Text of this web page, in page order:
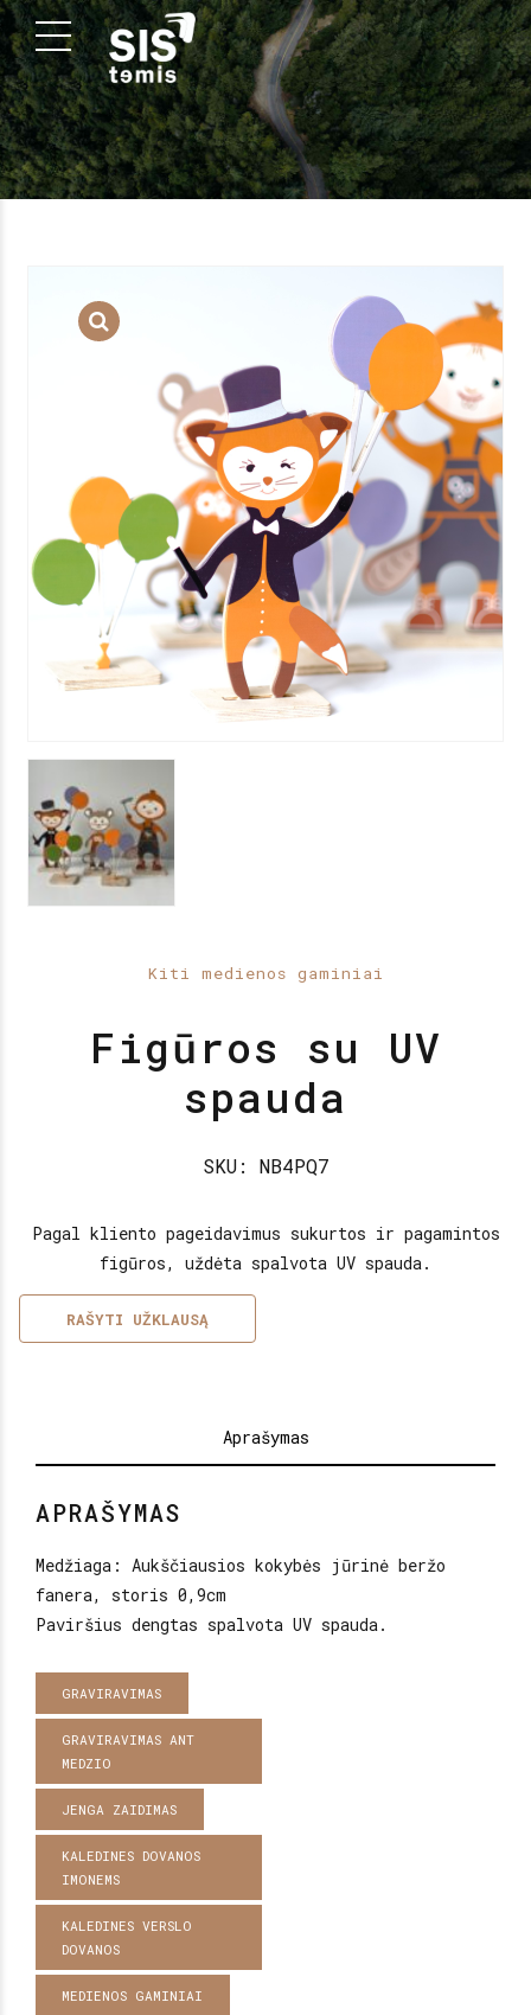
Kiti medienos gaminiai
Figūros su UV
spauda
SKU: NB4PQ7
Pagal kliento pageidavimus sukurtos ir pagamintos
figūros, uždėta spalvota UV spauda.
Aprašymas
APRAŠYMAS
Medžiaga: Aukščiausios kokybės jūrinė beržo
fanera, storis 0,9cm
Paviršius dengtas spalvota UV spauda.
GRAVIRAVIMAS
GRAVIRAVIMAS ANT
MEDZIO
JENGA ZAIDIMAS
KALEDINES DOVANOS
IMONEMS
KALEDINES VERSLO
DOVANOS
MEDIENOS GAMINIAI